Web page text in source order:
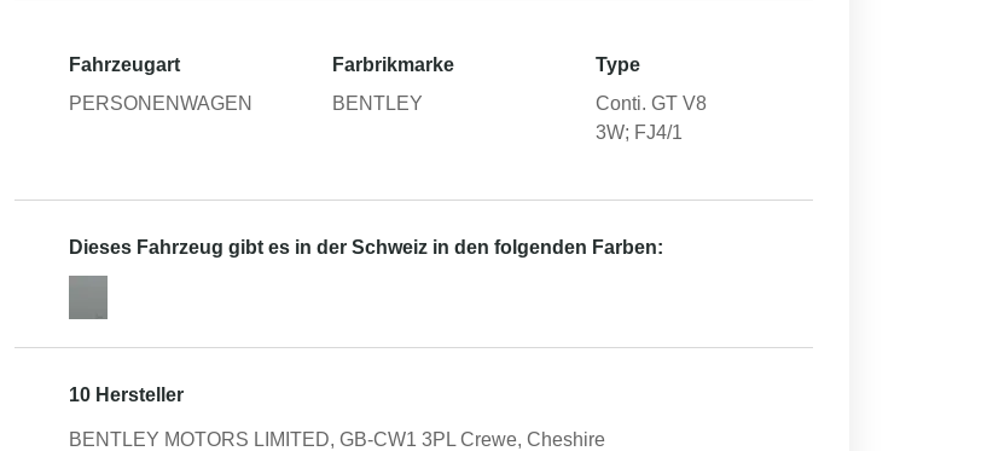
Fahrzeugart
PERSONENWAGEN
Farbrikmarke
BENTLEY
Type
Conti. GT V8
3W; FJ4/1
Dieses Fahrzeug gibt es in der Schweiz in den folgenden Farben:
10 Hersteller
BENTLEY MOTORS LIMITED, GB-CW1 3PL Crewe, Cheshire